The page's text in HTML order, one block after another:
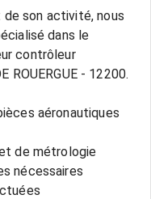
son activité, nous
dans le
contrôleur
ROUERGUE - 12200.
aéronautiques
de métrologie
nécessaires